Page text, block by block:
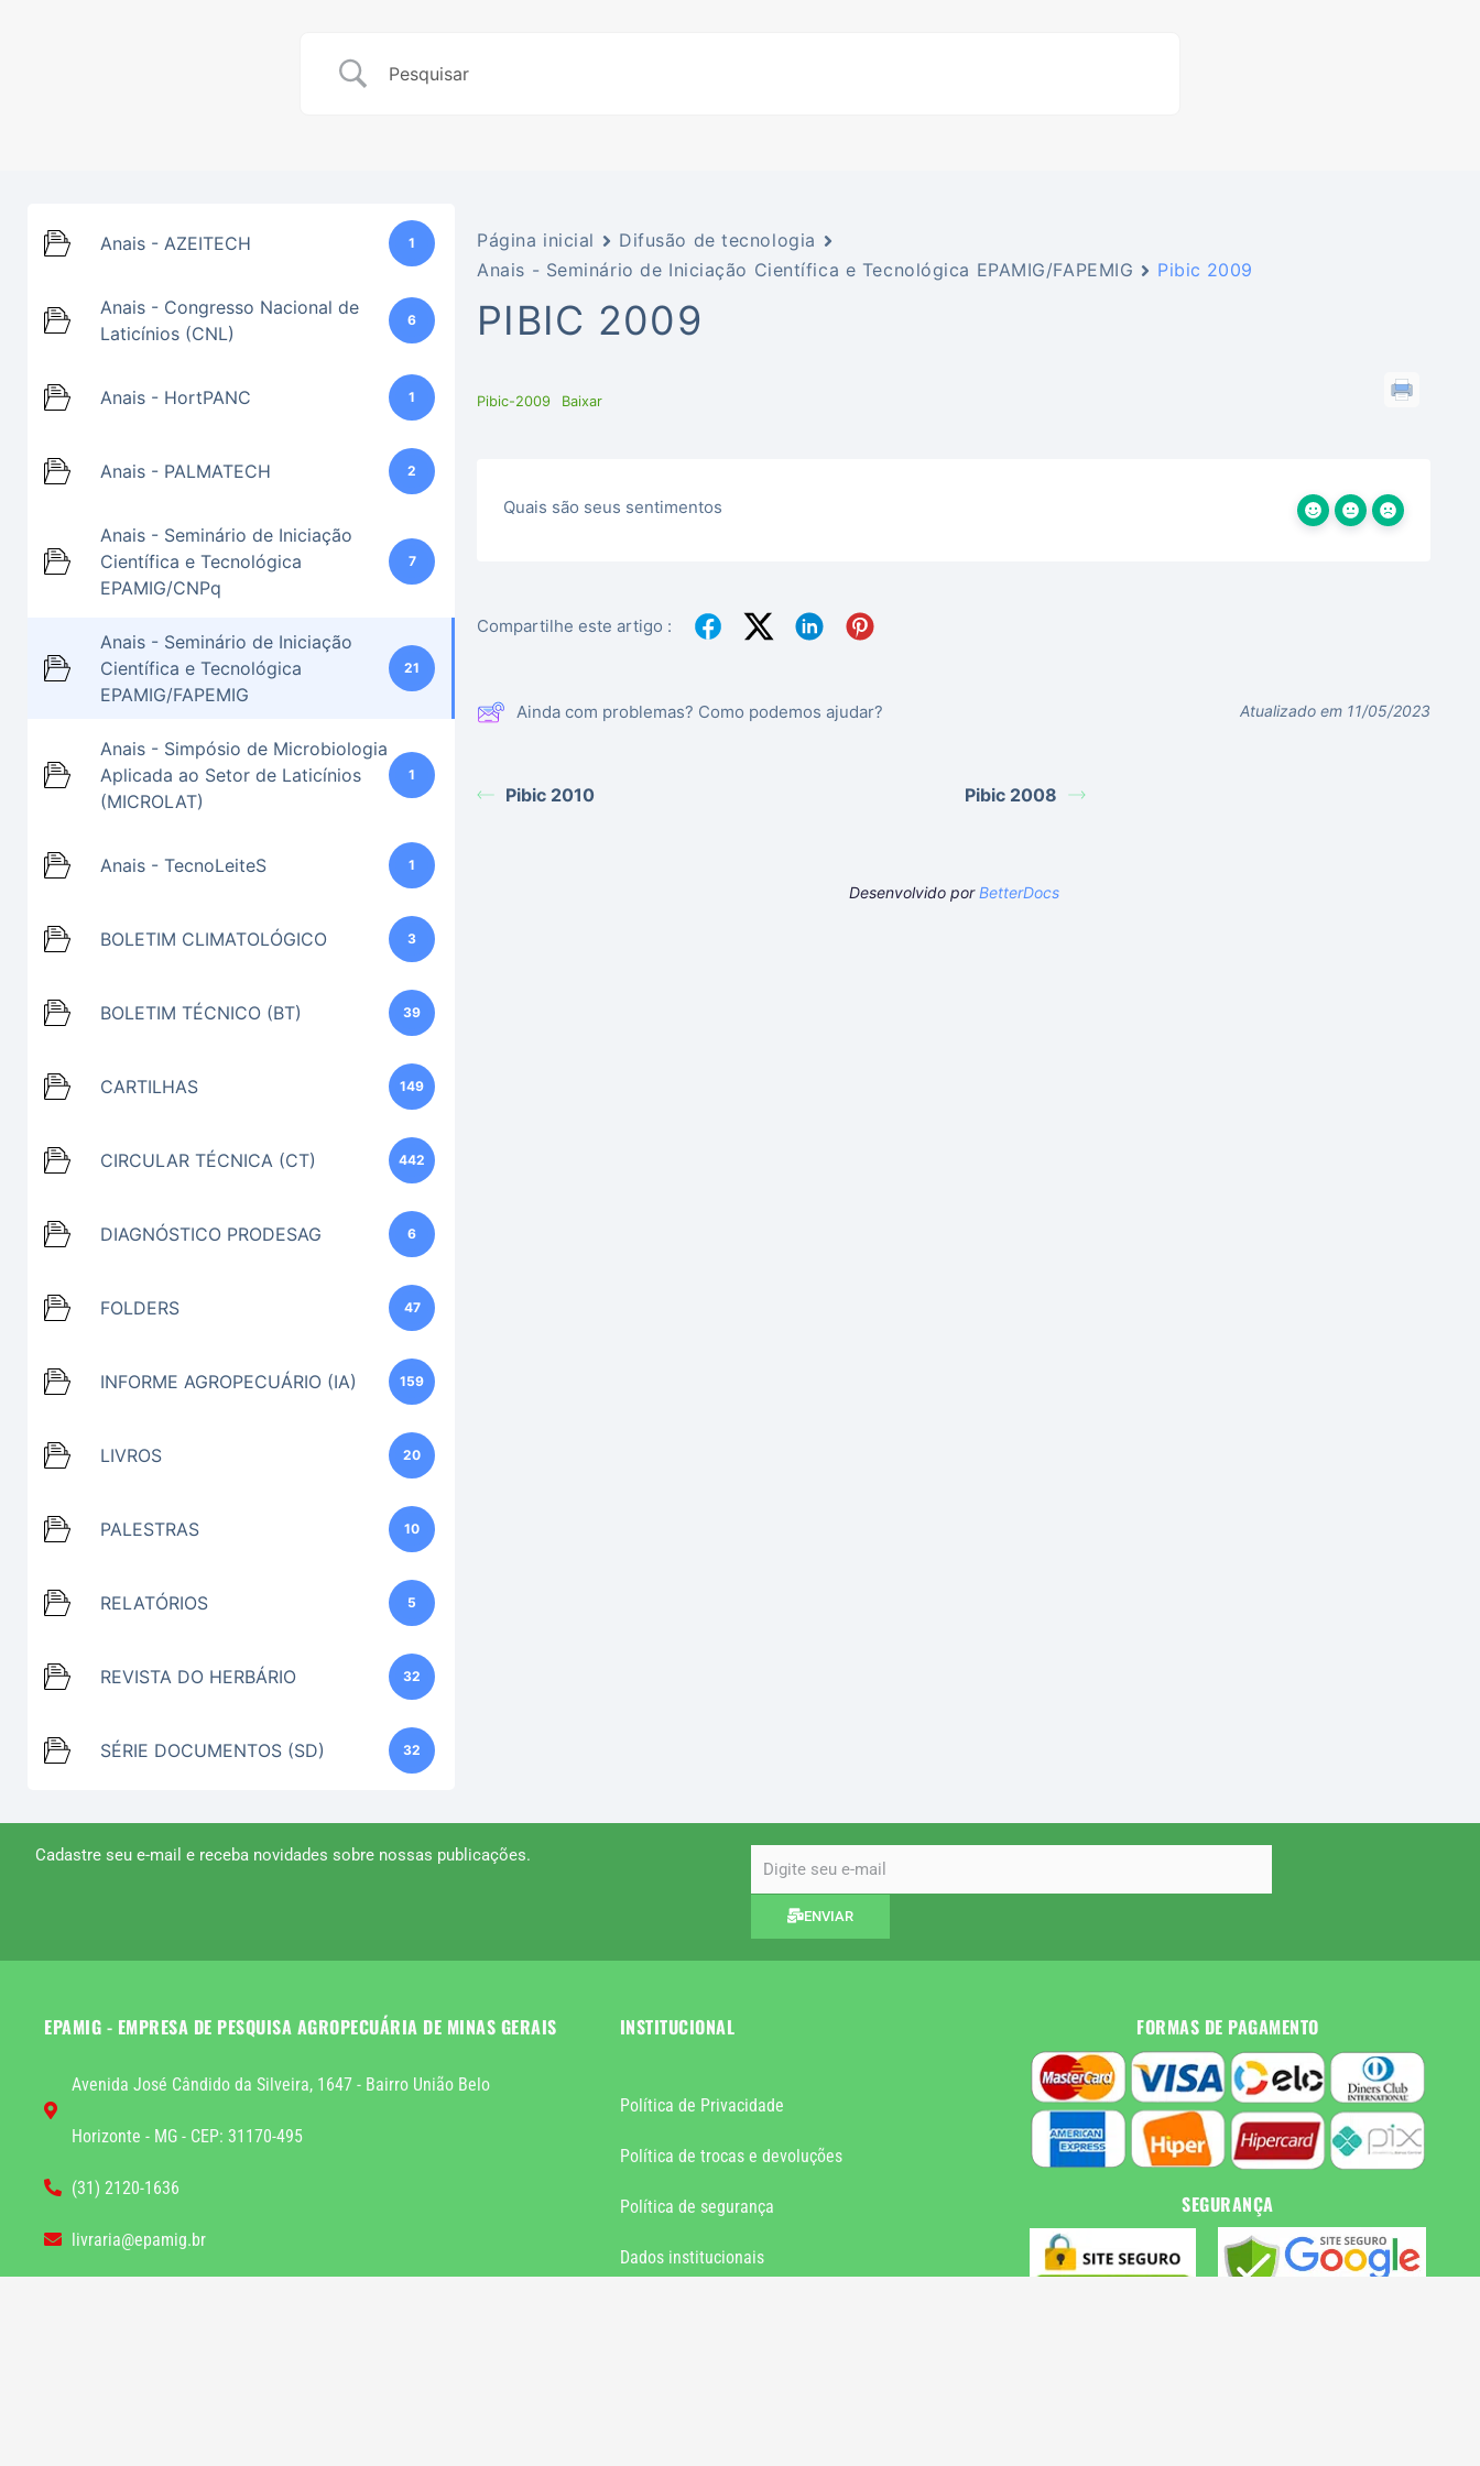
Anais - AZEITECH 1
Anais - Congresso Nacional de
Laticínios (CNL)
6
Anais - HortPANC 1
Anais - PALMATECH 2
Anais - Seminário de Iniciação
Científica e Tecnológica
EPAMIG/CNPq
7
Anais - Seminário de Iniciação
Científica e Tecnológica
EPAMIG/FAPEMIG
21
Anais - Simpósio de Microbiologia
Aplicada ao Setor de Laticínios
(MICROLAT)
1
Anais - TecnoLeiteS 1
BOLETIM CLIMATOLÓGICO 3
BOLETIM TÉCNICO (BT) 39
CARTILHAS 149
CIRCULAR TÉCNICA (CT) 442
DIAGNÓSTICO PRODESAG 6
FOLDERS 47
INFORME AGROPECUÁRIO (IA) 159
LIVROS 20
PALESTRAS 10
RELATÓRIOS 5
REVISTA DO HERBÁRIO 32
SÉRIE DOCUMENTOS (SD) 32
Página inicial
Difusão de tecnologia
Anais - Seminário de Iniciação Científica e Tecnológica EPAMIG/FAPEMIG
Pibic 2009
PIBIC 2009
Pibic-2009 Baixar
Quais são seus sentimentos
Compartilhe este artigo :
Ainda com problemas? Como podemos ajudar? Atualizado em 11/05/2023
Pibic 2010 Pibic 2008
Desenvolvido porBetterDocs
Cadastre seu e-mail e receba novidades sobre nossas publicações.
ENVIAR
EPAMIG - EMPRESA DE PESQUISA AGROPECUÁRIA DE MINAS GERAIS
Avenida José Cândido da Silveira, 1647 - Bairro União Belo
Horizonte - MG - CEP: 31170-495
(31) 2120-1636
livraria@epamig.br
INSTITUCIONAL
Política de Privacidade
Política de trocas e devoluções
Política de segurança
Dados institucionais
FORMAS DE PAGAMENTO
SEGURANÇA